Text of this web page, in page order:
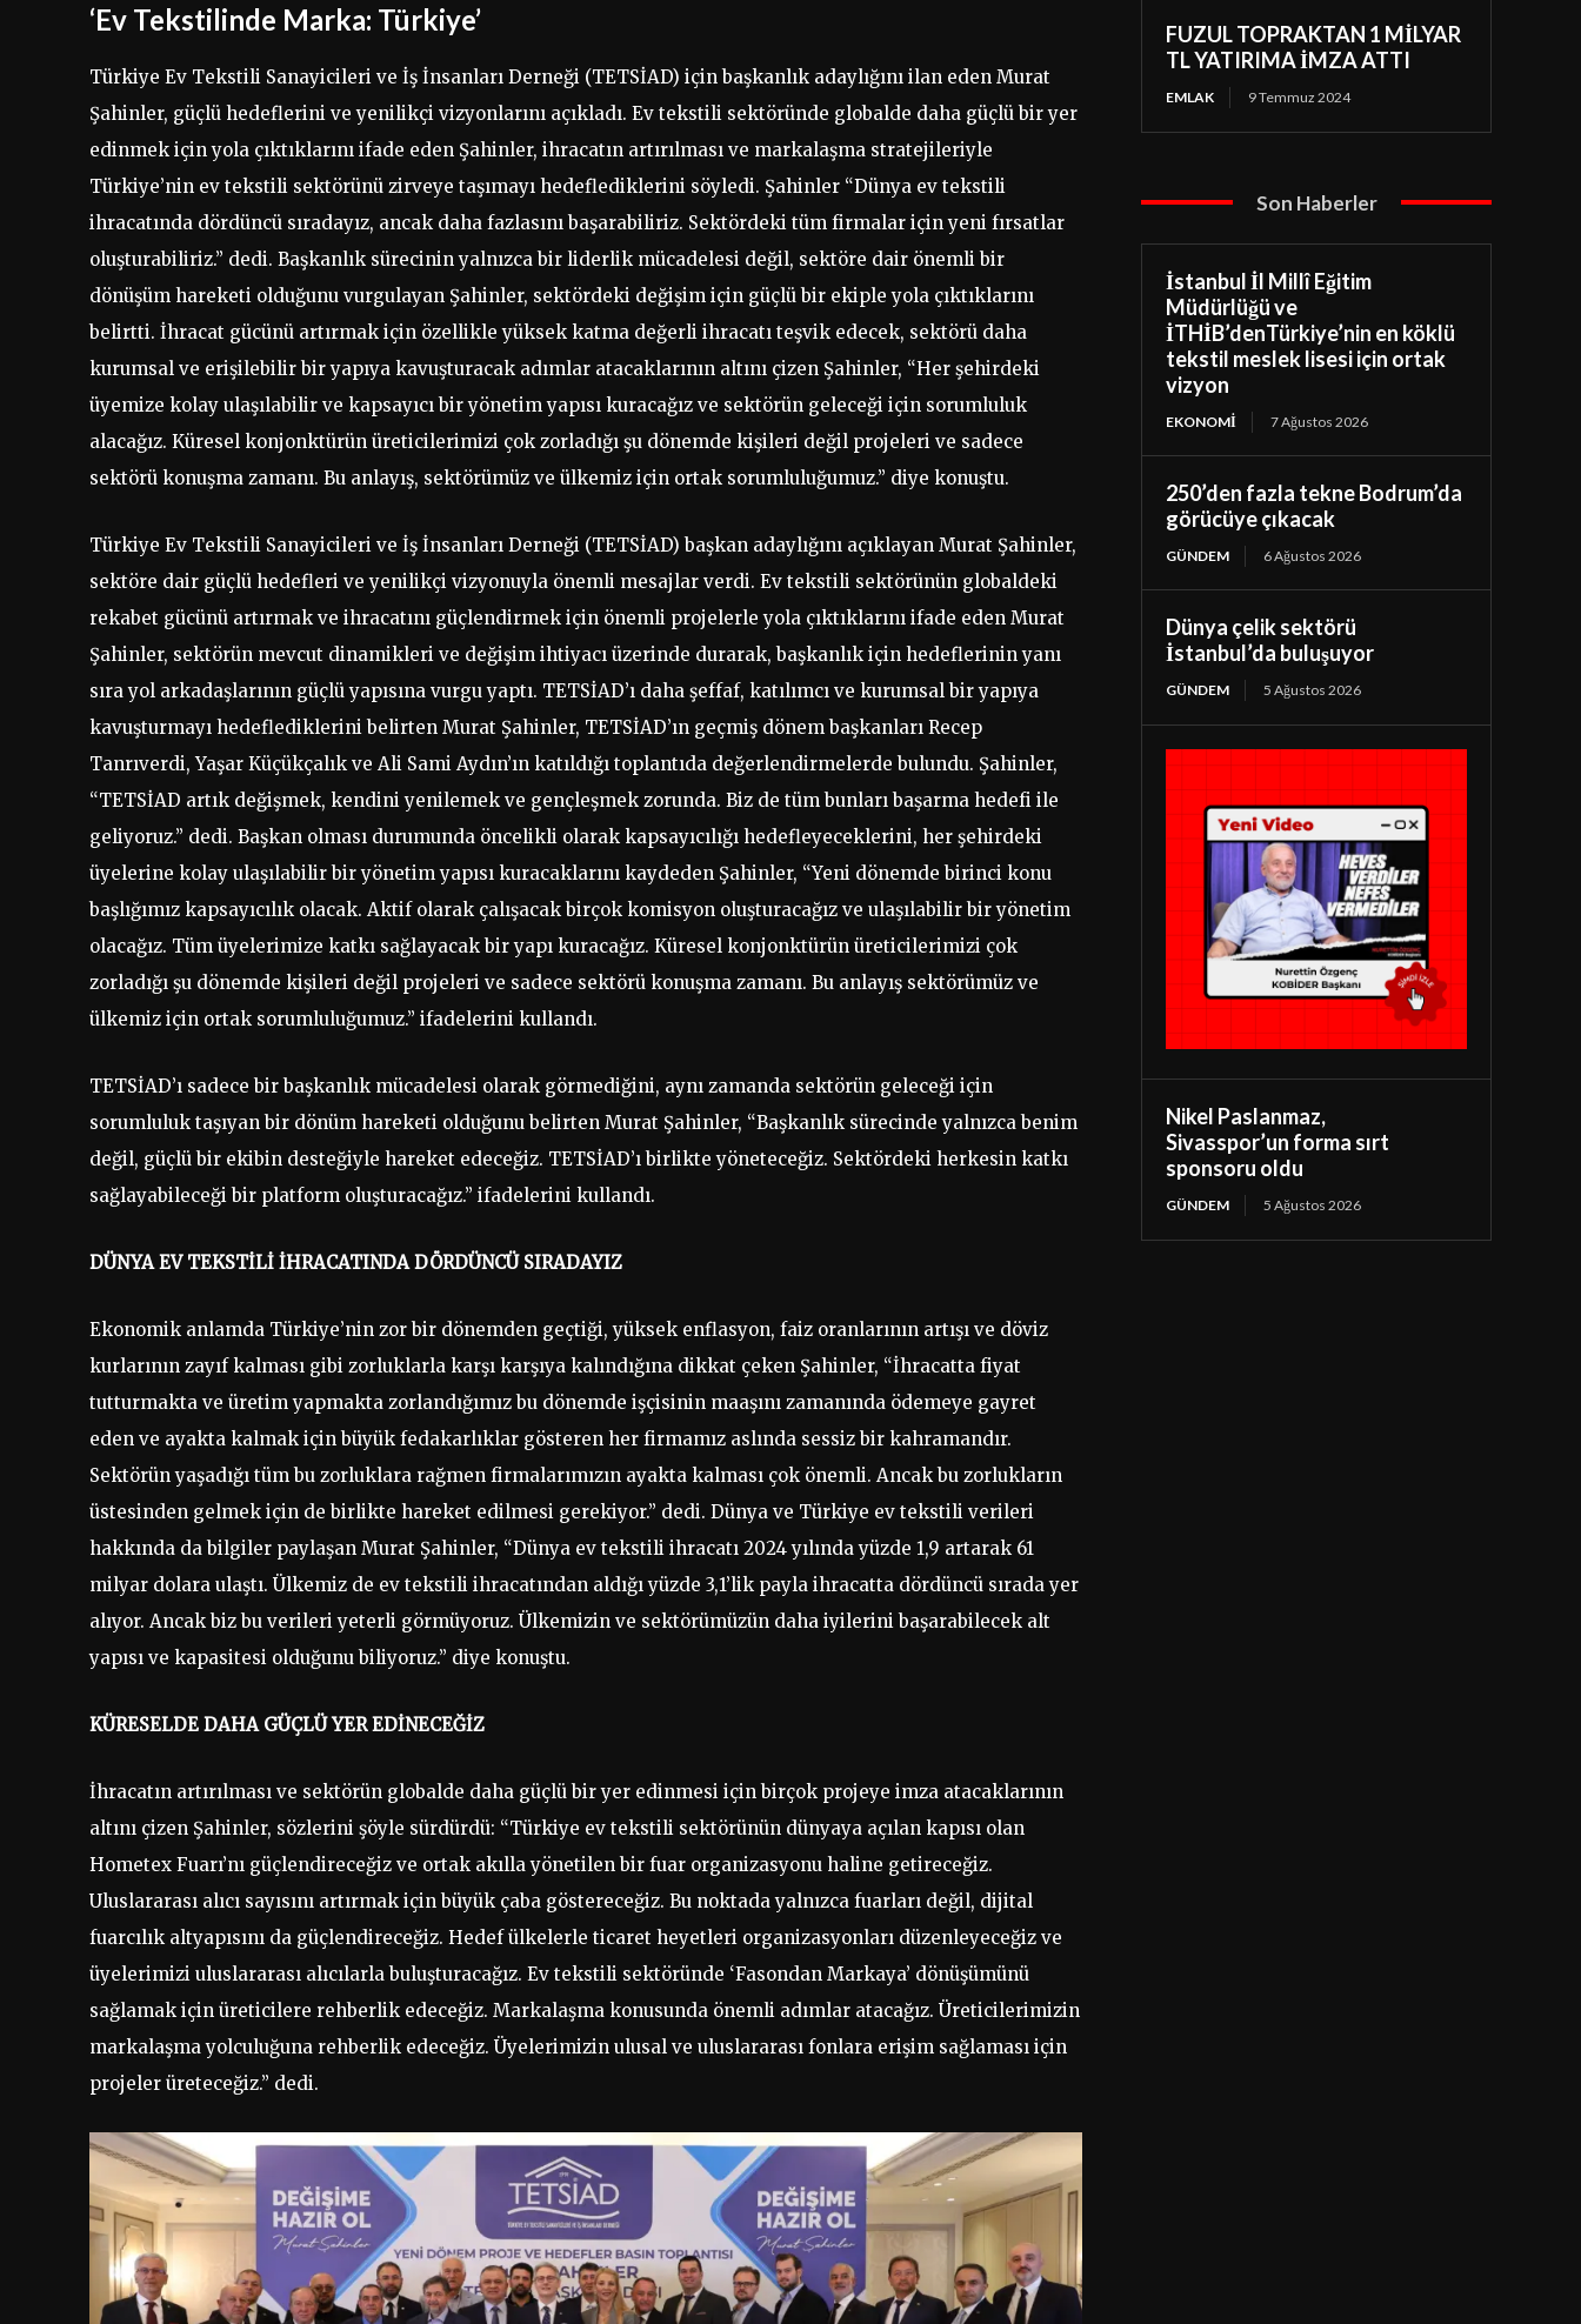
‘Ev Tekstilinde Marka: Türkiye’
Türkiye Ev Tekstili Sanayicileri ve İş İnsanları Derneği (TETSİAD) için başkanlık adaylığını ilan eden Murat
Şahinler, güçlü hedeflerini ve yenilikçi vizyonlarını açıkladı. Ev tekstili sektöründe globalde daha güçlü bir yer
edinmek için yola çıktıklarını ifade eden Şahinler, ihracatın artırılması ve markalaşma stratejileriyle
Türkiye’nin ev tekstili sektörünü zirveye taşımayı hedeflediklerini söyledi. Şahinler “Dünya ev tekstili
ihracatında dördüncü sıradayız, ancak daha fazlasını başarabiliriz. Sektördeki tüm firmalar için yeni fırsatlar
oluşturabiliriz.” dedi. Başkanlık sürecinin yalnızca bir liderlik mücadelesi değil, sektöre dair önemli bir
dönüşüm hareketi olduğunu vurgulayan Şahinler, sektördeki değişim için güçlü bir ekiple yola çıktıklarını
belirtti. İhracat gücünü artırmak için özellikle yüksek katma değerli ihracatı teşvik edecek, sektörü daha
kurumsal ve erişilebilir bir yapıya kavuşturacak adımlar atacaklarının altını çizen Şahinler, “Her şehirdeki
üyemize kolay ulaşılabilir ve kapsayıcı bir yönetim yapısı kuracağız ve sektörün geleceği için sorumluluk
alacağız. Küresel konjonktürün üreticilerimizi çok zorladığı şu dönemde kişileri değil projeleri ve sadece
sektörü konuşma zamanı. Bu anlayış, sektörümüz ve ülkemiz için ortak sorumluluğumuz.” diye konuştu.
Türkiye Ev Tekstili Sanayicileri ve İş İnsanları Derneği (TETSİAD) başkan adaylığını açıklayan Murat Şahinler,
sektöre dair güçlü hedefleri ve yenilikçi vizyonuyla önemli mesajlar verdi. Ev tekstili sektörünün globaldeki
rekabet gücünü artırmak ve ihracatını güçlendirmek için önemli projelerle yola çıktıklarını ifade eden Murat
Şahinler, sektörün mevcut dinamikleri ve değişim ihtiyacı üzerinde durarak, başkanlık için hedeflerinin yanı
sıra yol arkadaşlarının güçlü yapısına vurgu yaptı. TETSİAD’ı daha şeffaf, katılımcı ve kurumsal bir yapıya
kavuşturmayı hedeflediklerini belirten Murat Şahinler, TETSİAD’ın geçmiş dönem başkanları Recep
Tanrıverdi, Yaşar Küçükçalık ve Ali Sami Aydın’ın katıldığı toplantıda değerlendirmelerde bulundu. Şahinler,
“TETSİAD artık değişmek, kendini yenilemek ve gençleşmek zorunda. Biz de tüm bunları başarma hedefi ile
geliyoruz.” dedi. Başkan olması durumunda öncelikli olarak kapsayıcılığı hedefleyeceklerini, her şehirdeki
üyelerine kolay ulaşılabilir bir yönetim yapısı kuracaklarını kaydeden Şahinler, “Yeni dönemde birinci konu
başlığımız kapsayıcılık olacak. Aktif olarak çalışacak birçok komisyon oluşturacağız ve ulaşılabilir bir yönetim
olacağız. Tüm üyelerimize katkı sağlayacak bir yapı kuracağız. Küresel konjonktürün üreticilerimizi çok
zorladığı şu dönemde kişileri değil projeleri ve sadece sektörü konuşma zamanı. Bu anlayış sektörümüz ve
ülkemiz için ortak sorumluluğumuz.” ifadelerini kullandı.
TETSİAD’ı sadece bir başkanlık mücadelesi olarak görmediğini, aynı zamanda sektörün geleceği için
sorumluluk taşıyan bir dönüm hareketi olduğunu belirten Murat Şahinler, “Başkanlık sürecinde yalnızca benim
değil, güçlü bir ekibin desteğiyle hareket edeceğiz. TETSİAD’ı birlikte yöneteceğiz. Sektördeki herkesin katkı
sağlayabileceği bir platform oluşturacağız.” ifadelerini kullandı.
DÜNYA EV TEKSTİLİ İHRACATINDA DÖRDÜNCÜ SIRADAYIZ
Ekonomik anlamda Türkiye’nin zor bir dönemden geçtiği, yüksek enflasyon, faiz oranlarının artışı ve döviz
kurlarının zayıf kalması gibi zorluklarla karşı karşıya kalındığına dikkat çeken Şahinler, “İhracatta fiyat
tutturmakta ve üretim yapmakta zorlandığımız bu dönemde işçisinin maaşını zamanında ödemeye gayret
eden ve ayakta kalmak için büyük fedakarlıklar gösteren her firmamız aslında sessiz bir kahramandır.
Sektörün yaşadığı tüm bu zorluklara rağmen firmalarımızın ayakta kalması çok önemli. Ancak bu zorlukların
üstesinden gelmek için de birlikte hareket edilmesi gerekiyor.” dedi. Dünya ve Türkiye ev tekstili verileri
hakkında da bilgiler paylaşan Murat Şahinler, “Dünya ev tekstili ihracatı 2024 yılında yüzde 1,9 artarak 61
milyar dolara ulaştı. Ülkemiz de ev tekstili ihracatından aldığı yüzde 3,1’lik payla ihracatta dördüncü sırada yer
alıyor. Ancak biz bu verileri yeterli görmüyoruz. Ülkemizin ve sektörümüzün daha iyilerini başarabilecek alt
yapısı ve kapasitesi olduğunu biliyoruz.” diye konuştu.
KÜRESELDE DAHA GÜÇLÜ YER EDİNECEĞİZ
İhracatın artırılması ve sektörün globalde daha güçlü bir yer edinmesi için birçok projeye imza atacaklarının
altını çizen Şahinler, sözlerini şöyle sürdürdü: “Türkiye ev tekstili sektörünün dünyaya açılan kapısı olan
Hometex Fuarı’nı güçlendireceğiz ve ortak akılla yönetilen bir fuar organizasyonu haline getireceğiz.
Uluslararası alıcı sayısını artırmak için büyük çaba göstereceğiz. Bu noktada yalnızca fuarları değil, dijital
fuarcılık altyapısını da güçlendireceğiz. Hedef ülkelerle ticaret heyetleri organizasyonları düzenleyeceğiz ve
üyelerimizi uluslararası alıcılarla buluşturacağız. Ev tekstili sektöründe ‘Fasondan Markaya’ dönüşümünü
sağlamak için üreticilere rehberlik edeceğiz. Markalaşma konusunda önemli adımlar atacağız. Üreticilerimizin
markalaşma yolculuğuna rehberlik edeceğiz. Üyelerimizin ulusal ve uluslararası fonlara erişim sağlaması için
projeler üreteceğiz.” dedi.
FUZUL TOPRAKTAN 1 MİLYAR
TL YATIRIMA İMZA ATTI
EMLAK 9 Temmuz 2024
Son Haberler
İstanbul İl Millî Eğitim
Müdürlüğü ve
İTHİB’denTürkiye’nin en köklü
tekstil meslek lisesi için ortak
vizyon
EKONOMI 7 Ağustos 2026
250’den fazla tekne Bodrum’da
görücüye çıkacak
GÜNDEM 6 Ağustos 2026
Dünya çelik sektörü
İstanbul’da buluşuyor
GÜNDEM 5 Ağustos 2026
Nikel Paslanmaz,
Sivasspor’un forma sırt
sponsoru oldu
GÜNDEM 5 Ağustos 2026